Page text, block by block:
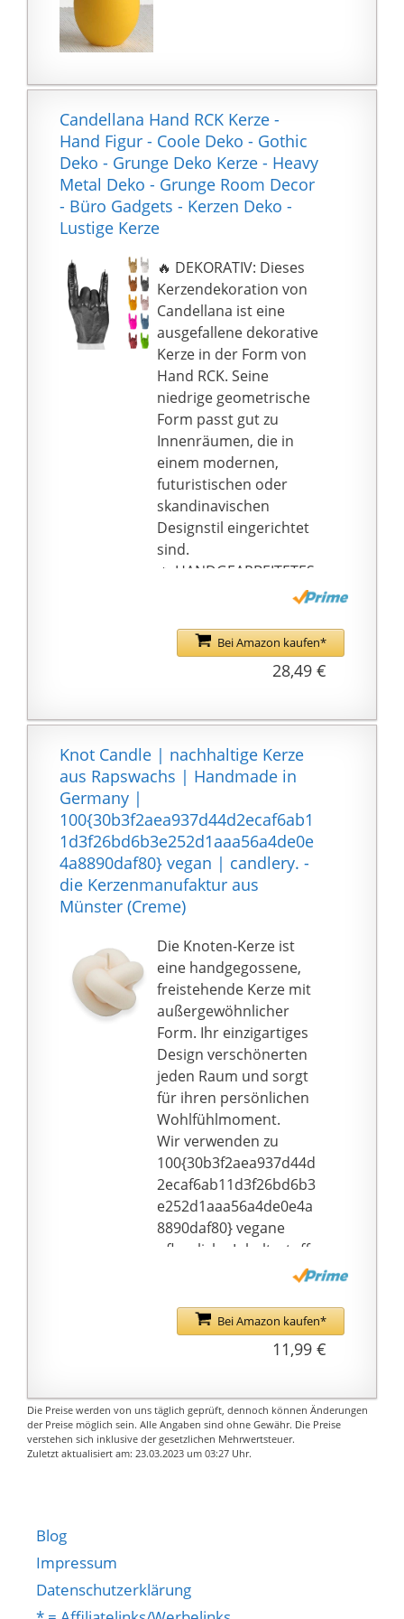
für eine besonders
sorgen
SICHERHEIT - Bitte
beachten Sie die
Brennhinweise in der
Artikelbeschreibung,
sowie auf dem Artikel
enthalten sind 6
Stumpenkerzen in der
Größe Ø4cm x 6cm mit
einer Brenndauer je
Kerze von bis zu 7
Stunden
Candellana Hand RCK Kerze -
Hand Figur - Coole Deko - Gothic
Deko - Grunge Deko Kerze - Heavy
Metal Deko - Grunge Room Decor
- Büro Gadgets - Kerzen Deko -
Lustige Kerze
🔥 DEKORATIV: Dieses
Kerzendekoration von
Candellana ist eine
ausgefallene dekorative
Kerze in der Form von
Hand RCK. Seine
niedrige geometrische
Form passt gut zu
Innenräumen, die in
einem modernen,
futuristischen oder
skandinavischen
Designstil eingerichtet
sind.
🔥 HANDGEARBEITETES
GESCHENK: Hergestellt
Kerzen werden mit viel
Liebe zum Detail
handgefertigt, um
Produkt zu bieten.
🔥 VEGAN-FREUNDLICH:
Der Hersteller hat
einen Baumwolldocht
verwendet und die
Kerze selbst besteht
aus unparfümiertem
veganem Paraffin. Das
bedeutet, dass unsere
Kerzen sicher für alle
Menschen, die nach
den Prinzipien der
vegetarischen und
veganen Lebensweise
leben, zu verwenden
sind.
🔥 GESCHENKIDEE:
Dank ihres
einzigartigen Design
und dem
tierfreundlichen
Material, aus dem sie
hergestellt ist, ist diese
Kerze ein gutes
Geschenk für
Geburtstag, Wichteln
und andere Anlässe
ähnlicher Art.
Kerze hat eine schöne
Form von Hand RCK in
einer modernen Art
und Weise entwickelt.
Baumwolldochts 30h
Bei Amazon kaufen*
28,49 €
Knot Candle | nachhaltige Kerze
aus Rapswachs | Handmade in
Germany |
100{30b3f2aea937d44d2ecaf6ab1
1d3f26bd6b3e252d1aaa56a4de0e
4a8890daf80} vegan | candlery. -
die Kerzenmanufaktur aus
Münster (Creme)
Die Knoten-Kerze ist
eine handgegossene,
freistehende Kerze mit
außergewöhnlicher
Form. Ihr einzigartiges
Design verschönerten
jeden Raum und sorgt
für ihren persönlichen
Wohlfühlmoment.
Wir verwenden zu
100{30b3f2aea937d44d
2ecaf6ab11d3f26bd6b3
e252d1aaa56a4de0e4a
8890daf80} vegane
pflanzliche Inhaltsstoffe
aus Deutschland. Das
natürlich gewonnenes
Nebenprodukt bei der
Rapsöl Gewinnung mit
Rußbildung.
Jede Kerze ist klassisch
ohne Paraffine &
genießen können.
Bei Amazon kaufen*
11,99 €
Die Preise werden von uns täglich geprüft, dennoch können Änderungen
der Preise möglich sein. Alle Angaben sind ohne Gewähr. Die Preise
verstehen sich inklusive der gesetzlichen Mehrwertsteuer.
Zuletzt aktualisiert am: 23.03.2023 um 03:27 Uhr.
Blog
Impressum
Datenschutzerklärung